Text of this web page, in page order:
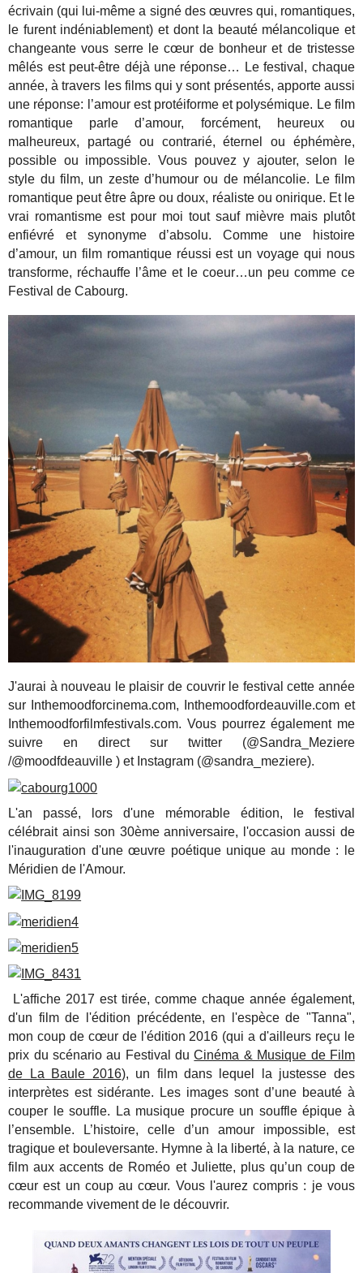
écrivain (qui lui-même a signé des œuvres qui, romantiques,
le furent indéniablement) et dont la beauté mélancolique et
changeante vous serre le cœur de bonheur et de tristesse
mêlés est peut-être déjà une réponse… Le festival, chaque
année, à travers les films qui y sont présentés, apporte aussi
une réponse: l’amour est protéiforme et polysémique. Le film
romantique parle d’amour, forcément, heureux ou
malheureux, partagé ou contrarié, éternel ou éphémère,
possible ou impossible. Vous pouvez y ajouter, selon le
style du film, un zeste d’humour ou de mélancolie. Le film
romantique peut être âpre ou doux, réaliste ou onirique. Et le
vrai romantisme est pour moi tout sauf mièvre mais plutôt
enfiévré et synonyme d’absolu. Comme une histoire
d’amour, un film romantique réussi est un voyage qui nous
transforme, réchauffe l’âme et le coeur…un peu comme ce
Festival de Cabourg.
J'aurai à nouveau le plaisir de couvrir le festival cette année
sur Inthemoodforcinema.com, Inthemoodfordeauville.com et
Inthemoodforfilmfestivals.com. Vous pourrez également me
suivre en direct sur twitter (@Sandra_Meziere
/@moodfdeauville ) et Instagram (@sandra_meziere).
L'an passé, lors d'une mémorable édition, le festival
célébrait ainsi son 30ème anniversaire, l'occasion aussi de
l'inauguration d'une œuvre poétique unique au monde : le
Méridien de l'Amour.
L'affiche 2017 est tirée, comme chaque année également,
d'un film de l'édition précédente, en l'espèce de "Tanna",
mon coup de cœur de l'édition 2016 (qui a d'ailleurs reçu le
prix du scénario au Festival duCinéma & Musique de Film
de La Baule 2016), un film dans lequel la justesse des
interprètes est sidérante. Les images sont d’une beauté à
couper le souffle. La musique procure un souffle épique à
l’ensemble. L’histoire, celle d’un amour impossible, est
tragique et bouleversante. Hymne à la liberté, à la nature, ce
film aux accents de Roméo et Juliette, plus qu’un coup de
cœur est un coup au cœur. Vous l'aurez compris : je vous
recommande vivement de le découvrir.